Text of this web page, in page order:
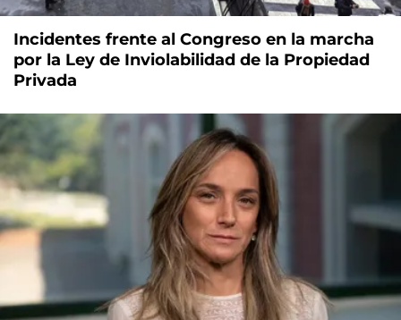
Incidentes frente al Congreso en la marcha
por la Ley de Inviolabilidad de la Propiedad
Privada